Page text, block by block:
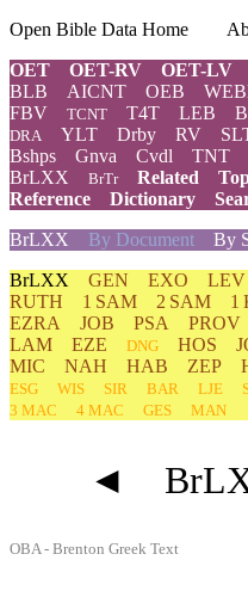
Open Bible Data Home
OET
OET-RV OET-LV
BLB AICNT OEB
FBV
TCNT T4T LEB
DRA YLT Drby RV
Bshps
Gnva Cvdl TNT
BrLXX
BrTr Related
Reference
Dictionary
BrLXX By Document By
BrLXX GEN EXO LEV
RUTH
1 SAM 2 SAM 1
EZRA
JOB PSA PROV
LAM
EZE DNG HOS
MIC
NAH HAB ZEP
ESG
WIS SIR BAR LJE
3 MAC
4 MAC GES MAN
◄
OBA - Brenton Greek Text